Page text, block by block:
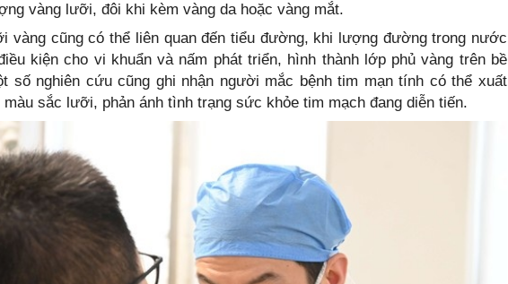
vàng lưỡi, đôi khi kèm vàng da hoặc vàng mắt.
vàng cũng có thể liên quan đến tiểu đường, khi lượng đường trong nước
kiện cho vi khuẩn và nấm phát triển, hình thành lớp phủ vàng trên bề
số nghiên cứu cũng ghi nhận người mắc bệnh tim mạn tính có thể xuất
màu sắc lưỡi, phản ánh tình trạng sức khỏe tim mạch đang diễn tiến.